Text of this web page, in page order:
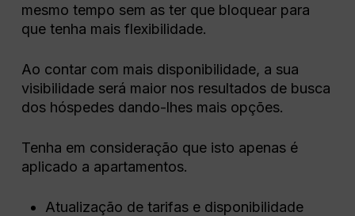
mesmo tempo sem as ter que bloquear para
que tenha mais flexibilidade.
Ao contar com mais disponibilidade, a sua
visibilidade será maior nos resultados de busca
dos hóspedes dando-lhes mais opções.
Tenha em consideração que isto apenas é
aplicado a apartamentos.
Atualização de tarifas e disponibilidade